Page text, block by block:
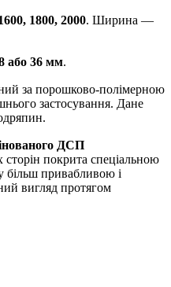
1800, 2000. Ширина —
або 36 мм.
за порошково-полімерною
застосування. Дане
ДСП
покрита спеціальною
більш привабливою і
вигляд протягом